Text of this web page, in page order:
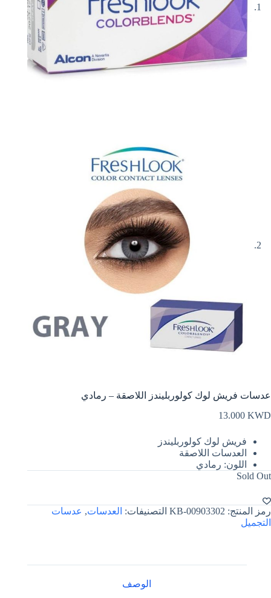
عدسات فريش لوك كولوربليندز اللاصقة – رمادي
13.000 KWD
فريش لوك كولوربليندز
العدسات اللاصقة
اللون: رمادي
Sold Out
رمز المنتج: KB-00903302 التصنيفات: العدسات, عدسات
التجميل
الوصف